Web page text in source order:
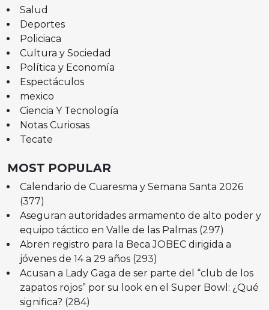
Salud
Deportes
Policiaca
Cultura y Sociedad
Política y Economía
Espectáculos
mexico
Ciencia Y Tecnología
Notas Curiosas
Tecate
MOST POPULAR
Calendario de Cuaresma y Semana Santa 2026
(377)
Aseguran autoridades armamento de alto poder y
equipo táctico en Valle de las Palmas (297)
Abren registro para la Beca JOBEC dirigida a
jóvenes de 14 a 29 años (293)
Acusan a Lady Gaga de ser parte del “club de los
zapatos rojos” por su look en el Super Bowl: ¿Qué
significa? (284)